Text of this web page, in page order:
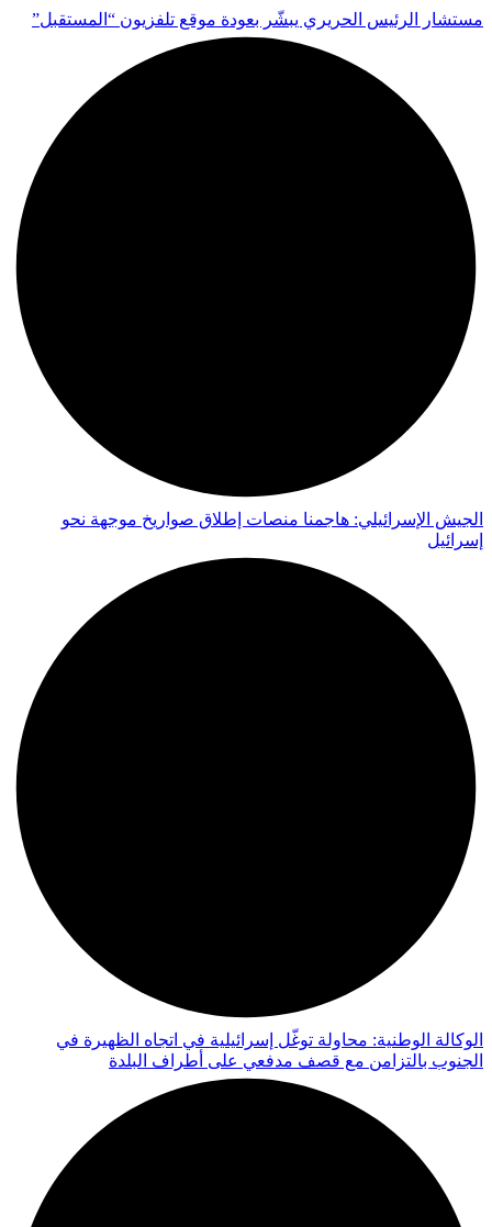
مستشار الرئيس الحريري يبشّر بعودة موقع تلفزيون “المستقبل”
الجيش الإسرائيلي: هاجمنا منصات إطلاق صواريخ موجهة نحو
إسرائيل
الوكالة الوطنية: محاولة توغّل إسرائيلية في اتجاه الظهيرة في
الجنوب بالتزامن مع قصف مدفعي على أطراف البلدة